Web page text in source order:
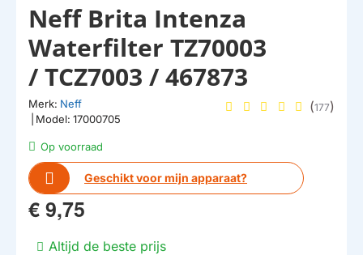
Op voorraad
Geschikt voor mijn apparaat?
Neff Brita Intenza
Waterfilter TZ70003
/ TCZ7003 / 467873
Merk: Neff
Model: 17000705
(177)
€ 9,75
Altijd de beste prijs